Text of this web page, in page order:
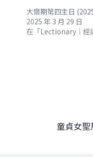
大齋期第四主日
2025 年 3 月 29 日
在「Lectionary｜經
童貞女聖